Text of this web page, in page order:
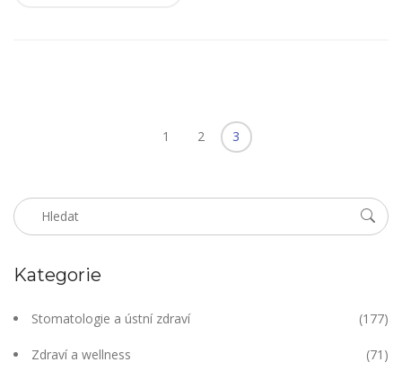
1 2 3
Kategorie
Stomatologie a ústní zdraví (177)
Zdraví a wellness (71)